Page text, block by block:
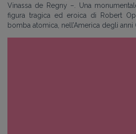
Vinassa de Regny –. Una
figura tragica ed eroica di Robert
bomba atomica, nell’America degli anni